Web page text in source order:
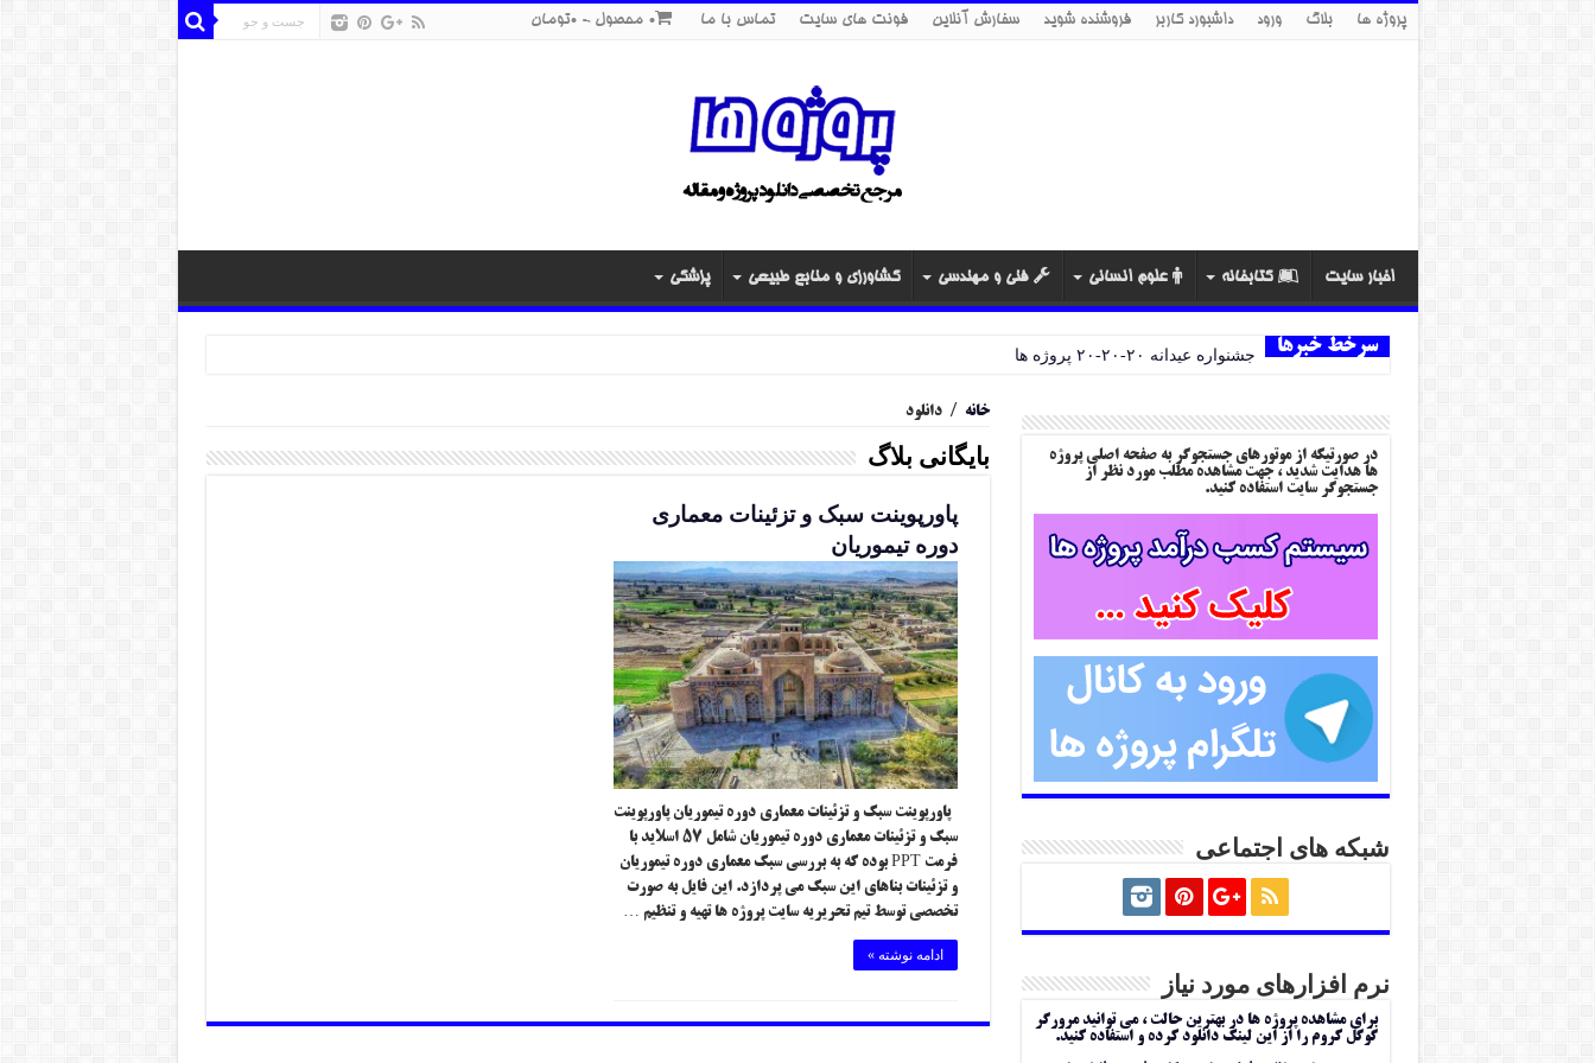
پروژه ها بلاگ ورود داشبورد کاربر فروشنده شوید سفارش آنلاین فونت های سایت تماس با ما 0 محصول 0تومان
اخبار سایت کتابخانه علوم انسانی فنی و مهندسی کشاورزی و منابع طبیعی پزشکی
سرخط خبرها تبریک! پروژه
خانه / دانلود
بایگانی بلاگ
پاورپوینت سبک و تزئینات معماری
دوره تیموریان
پاورپوینت سبک و تزئینات معماری دوره تیموریان پاورپوینت
سبک و تزئینات معماری دوره تیموریان شامل ۵۷ اسلاید با
فرمت PPT بوده که به بررسی سبک معماری دوره تیموریان
و تزئینات بناهای این سبک می پردازد. این فایل به صورت
تخصصی توسط تیم تحریریه سایت پروژه ها تهیه و تنظیم …
ادامه نوشته »
در صورتیکه از موتورهای جستجوگر به صفحه اصلی پروژه
ها هدایت شدید ، جهت مشاهده مطلب مورد نظر از
جستجوگر سایت استفاده کنید.
شبکه های اجتماعی
نرم افزارهای مورد نیاز
برای مشاهده پروژه ها در بهترین حالت ، می توانید مرورگر
گوگل کروم را از این لینک دانلود کرده و استفاده کنید.